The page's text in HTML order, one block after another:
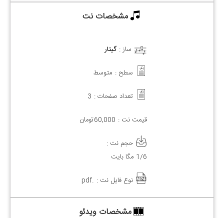
مشخصات نت
ساز : گیتار
سطح : متوسط
تعداد صفحات : 3
قیمت نت : 60,000تومان
حجم نت :
1/6 مگا بایت
نوع فایل نت : .pdf
مشخصات ویدئو